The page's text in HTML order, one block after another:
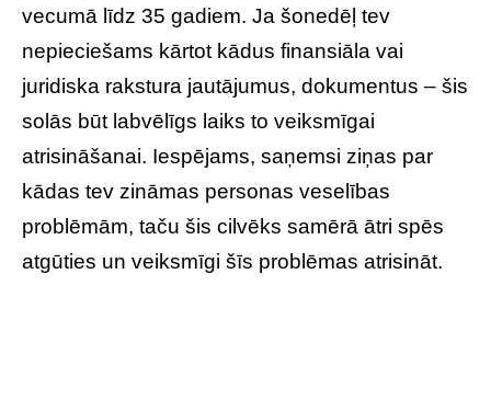
vecumā līdz 35 gadiem. Ja šonedēļ tev
nepieciešams kārtot kādus finansiāla vai
juridiska rakstura jautājumus, dokumentus – šis
solās būt labvēlīgs laiks to veiksmīgai
atrisināšanai. Iespējams, saņemsi ziņas par
kādas tev zināmas personas veselības
problēmām, taču šis cilvēks samērā ātri spēs
atgūties un veiksmīgi šīs problēmas atrisināt.